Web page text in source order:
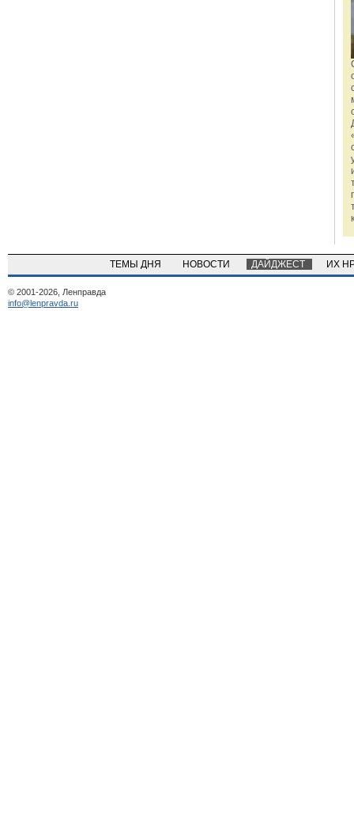
ТЕМЫ ДНЯ НОВОСТИ ДАЙДЖЕСТ ИХ
© 2001-2026, Ленправда
info@lenpravda.ru